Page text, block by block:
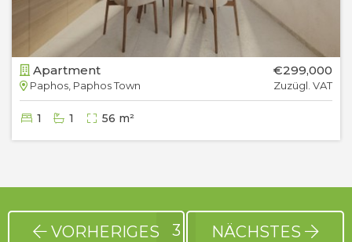
Apartment
Paphos, Paphos Town
€299,000
Zuzügl. VAT
1 1 56 m²
VORHERIGES 3 NÄCHSTES